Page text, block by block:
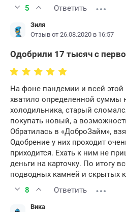
5
Ответить
Зиля
Отзыв от 26.08.2020 в 16:57
Одобрили 17 тысяч с
На фоне пандемии и всей этой
хватило определенной суммы
холодильника, старый
покупать новый, а
Обратилась в «ДоброЗайм»,
Одобрение у них проходит
приходится. Ехать к ним не
деньги на карточку. По итогу
подводных камней и скрытых
8
Ответить
Вика